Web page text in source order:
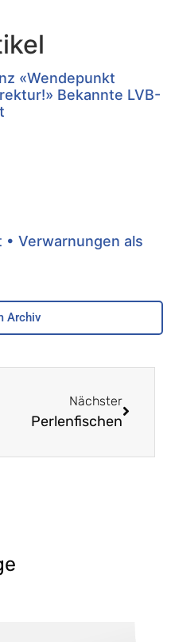
«Wendepunkt
Bekannte LVB-
Verwarnungen als
Archiv
Nächster
Perlenfischen